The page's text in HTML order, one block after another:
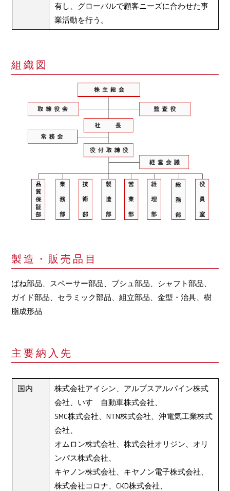
有し、グローバルで顧客ニーズに合わせた事
業活動を行う。
組織図
製造・販売品目
ばね部品、スペーサー部品、ブシュ部品、シャフト部品、
ガイド部品、セラミック部品、組立部品、金型・治具、樹
脂成形品
主要納入先
国内
株式会社アイシン、アルプスアルパイン株式
会社、いすゞ自動車株式会社、
SMC株式会社、NTN株式会社、沖電気工業株式
会社、
オムロン株式会社、株式会社オリジン、オリ
ンパス株式会社、
キヤノン株式会社、キヤノン電子株式会社、
株式会社コロナ、CKD株式会社、